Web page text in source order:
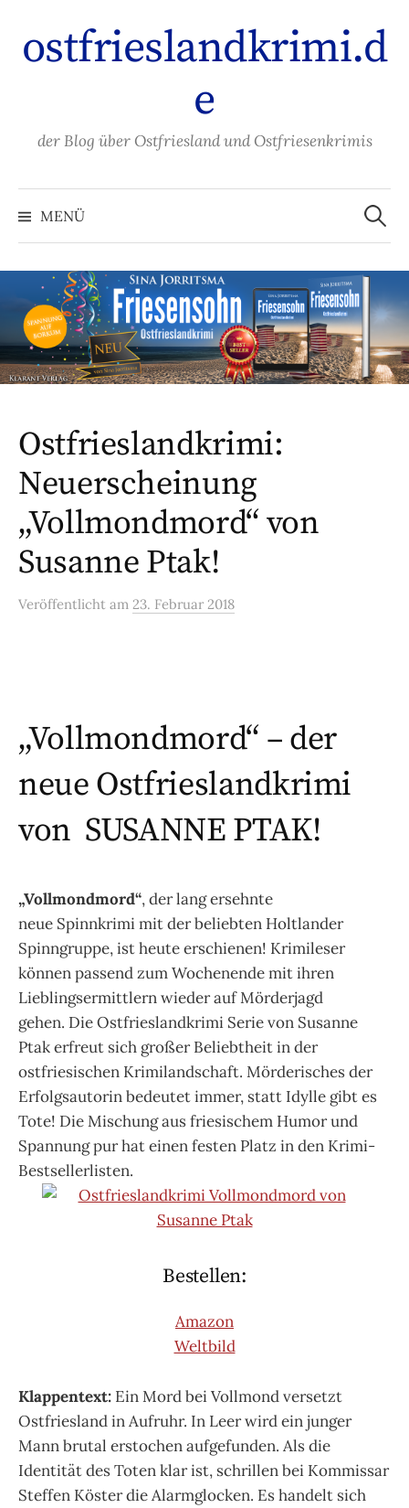
Inhalt
überspringen
ostfrieslandkrimi.d
e
der Blog über Ostfriesland und Ostfriesenkrimis
MENÜ
Suchen
nach:
Ostfrieslandkrimi:
Neuerscheinung
„Vollmondmord“ von
Susanne Ptak!
Veröffentlicht am 23. Februar 2018
„Vollmondmord“ – der
neue Ostfrieslandkrimi
von SUSANNE PTAK!
„Vollmondmord“, der lang ersehnte
neue Spinnkrimimit der beliebten Holtlander
Spinngruppe, ist heute erschienen! Krimileser
können passend zum Wochenende mit ihren
Lieblingsermittlern wieder auf Mörderjagd
gehen. Die Ostfrieslandkrimi Serie von Susanne
Ptak erfreut sich großer Beliebtheit in der
ostfriesischen Krimilandschaft. Mörderisches der
Erfolgsautorin bedeutet immer, statt Idylle gibt es
Tote! Die Mischung aus friesischem Humor und
Spannung pur hat einen festen Platz in den Krimi-
Bestsellerlisten.
Bestellen:
Amazon
Weltbild
Klappentext: Ein Mord bei Vollmond versetzt
Ostfriesland in Aufruhr. In Leer wird ein junger
Mann brutal erstochen aufgefunden. Als die
Identität des Toten klar ist, schrillen bei Kommissar
Steffen Köster die Alarmglocken. Es handelt sich